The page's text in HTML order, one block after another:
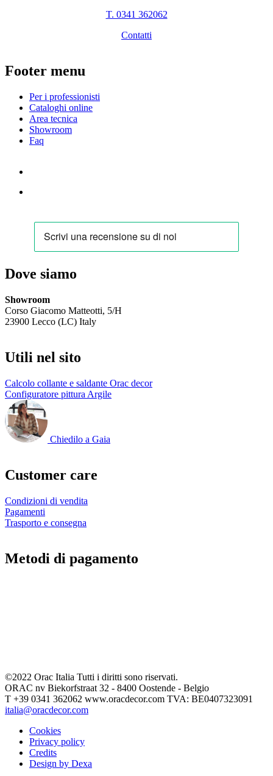
T. 0341 362062
Contatti
Footer menu
Per i professionisti
Cataloghi online
Area tecnica
Showroom
Faq
Dove siamo
Showroom
Corso Giacomo Matteotti, 5/H
23900 Lecco (LC) Italy
Utili nel sito
Calcolo collante e saldante Orac decor
Configuratore pittura Argile
Chiedilo a Gaia
Customer care
Condizioni di vendita
Pagamenti
Trasporto e consegna
Metodi di pagamento
©2022 Orac Italia Tutti i diritti sono riservati.
ORAC nv Biekorfstraat 32 - 8400 Oostende - Belgio
T +39 0341 362062 www.oracdecor.com TVA: BE0407323091
italia@oracdecor.com
Cookies
Privacy policy
Credits
Design by Dexa